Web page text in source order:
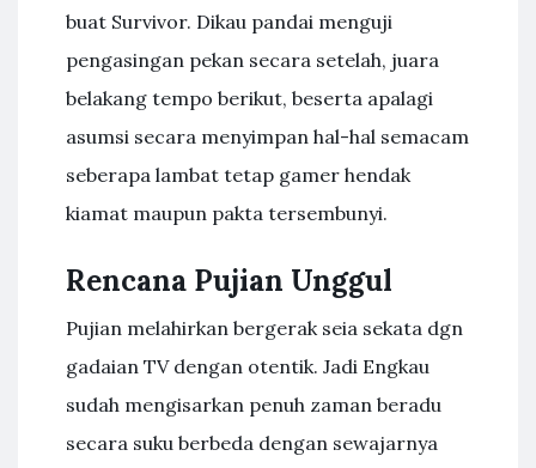
buat Survivor. Dikau pandai menguji
pengasingan pekan secara setelah, juara
belakang tempo berikut, beserta apalagi
asumsi secara menyimpan hal-hal semacam
seberapa lambat tetap gamer hendak
kiamat maupun pakta tersembunyi.
Rencana Pujian Unggul
Pujian melahirkan bergerak seia sekata dgn
gadaian TV dengan otentik. Jadi Engkau
sudah mengisarkan penuh zaman beradu
secara suku berbeda dengan sewajarnya